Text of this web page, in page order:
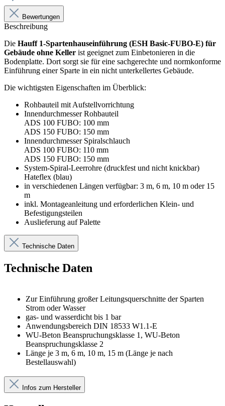
Bewertungen
Beschreibung
Die Hauff 1-Spartenhauseinführung (ESH Basic-FUBO-E) für
Gebäude ohne Keller ist geeignet zum Einbetonieren in die
Bodenplatte. Dort sorgt sie für eine sachgerechte und normkonforme
Einführung einer Sparte in ein nicht unterkellertes Gebäude.
Die wichtigsten Eigenschaften im Überblick:
Rohbauteil mit Aufstellvorrichtung
Innendurchmesser Rohbauteil
ADS 100 FUBO: 100 mm
ADS 150 FUBO: 150 mm
Innendurchmesser Spiralschlauch
ADS 100 FUBO: 110 mm
ADS 150 FUBO: 150 mm
System-Spiral-Leerrohre (druckfest und nicht knickbar)
Hateflex (blau)
in verschiedenen Längen verfügbar: 3 m, 6 m, 10 m oder 15
m
inkl. Montageanleitung und erforderlichen Klein- und
Befestigungsteilen
Auslieferung auf Palette
Technische Daten
Technische Daten
Zur Einführung großer Leitungsquerschnitte der Sparten
Strom oder Wasser
gas- und wasserdicht bis 1 bar
Anwendungsbereich DIN 18533 W1.1-E
WU-Beton Beanspruchungsklasse 1, WU-Beton
Beanspruchungsklasse 2
Länge je 3 m, 6 m, 10 m, 15 m (Länge je nach
Bestellauswahl)
Infos zum Hersteller